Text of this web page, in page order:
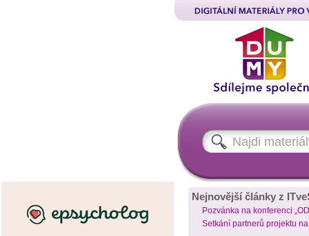
Nejnovější články z
Pozvánka na konferenci
Setkání partnerů projektu